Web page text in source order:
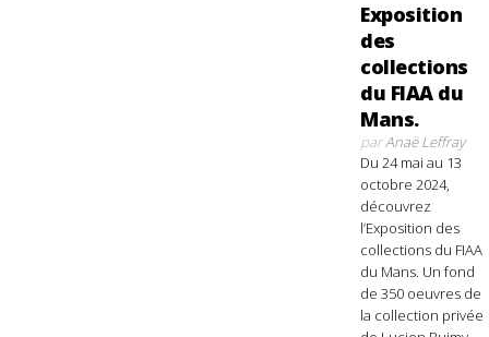
Exposition
des
collections
du FIAA du
Mans.
parAnaë Leffray
Du 24 mai au 13
octobre 2024,
découvrez
l’Exposition des
collections du FIAA
du Mans. Un fond
de 350 oeuvres de
la collection privée